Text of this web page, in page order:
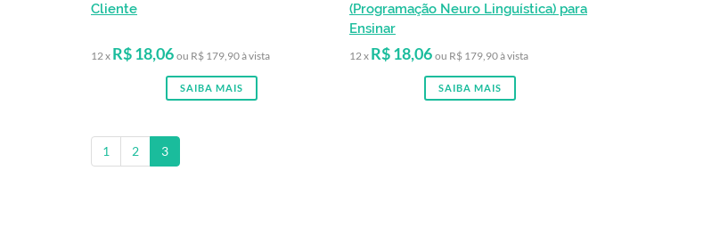
Cliente
12 x R$ 18,06 ou R$ 179,90 à vista
SAIBA MAIS
(Programação Neuro Linguística) para
Ensinar
12 x R$ 18,06 ou R$ 179,90 à vista
SAIBA MAIS
1 2 3